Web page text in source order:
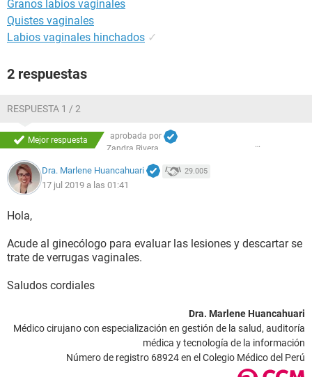
Granos labios vaginales
Quistes vaginales
Labios vaginales hinchados ✓
2 respuestas
RESPUESTA 1 / 2
Mejor respuesta
aprobada por
Zandra Rivera
Dra. Marlene Huancahuari 29.005
17 jul 2019 a las 01:41
Hola,
Acude al ginecólogo para evaluar las lesiones y descartar se
trate de verrugas vaginales.
Saludos cordiales
Dra. Marlene Huancahuari
Médico cirujano con especialización en gestión de la salud, auditoría
médica y tecnología de la información
Número de registro 68924 en el Colegio Médico del Perú